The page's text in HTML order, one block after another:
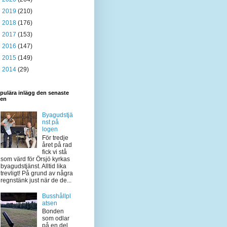
2019 (210)
2018 (176)
2017 (153)
2016 (147)
2015 (149)
2014 (29)
inlägg den senaste
Byagudstjä
nst på
logen
För tredje
året på rad
fick vi stå
som värd för Örsjö kyrkas
byagudstjänst. Alltid lika
trevligt! På grund av några
regnstänk just när de de...
Busshållpl
atsen
Bonden
som odlar
på en del